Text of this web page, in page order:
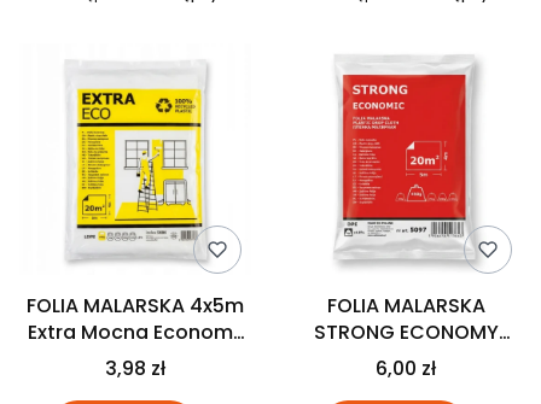
FOLIA MALARSKA 4x5m
Extra Mocna Economy
SOLID
3,98 zł
FOLIA MALARSKA
STRONG ECONOMY
4mx5m SOLID
6,00 zł